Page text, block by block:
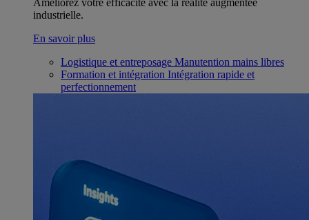
industrielle.
En savoir plus
Logistique et entreposage Manutention mains libres
Formation et intégration Intégration rapide et
perfectionnement